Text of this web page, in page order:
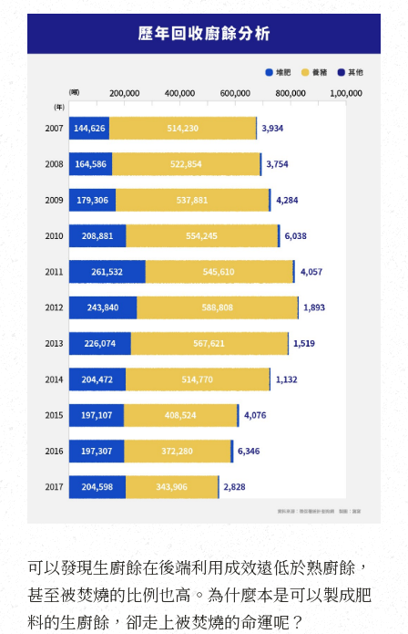
可以發現生廚餘在後端利用成效遠低於熟廚餘，
甚至被焚燒的比例也高。為什麼本是可以製成肥
料的生廚餘，卻走上被焚燒的命運呢？